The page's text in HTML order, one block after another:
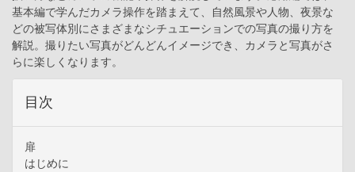
基本編で学んだカメラ操作を踏まえて、自然風景や人物、夜景な
どの被写体別にさまざまなシチュエーションでの写真の撮り方を
解説。撮りたい写真がどんどんイメージでき、カメラと写真がさ
らに楽しくなります。
目次
扉
はじめに